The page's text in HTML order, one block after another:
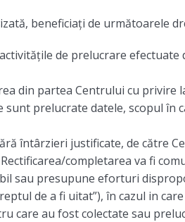
beneficiați de următoarele
de prelucrare
din partea Centrului cu privire
prelucrate datele, scopul în
întârzieri justificate, de către
completarea va fi
sau presupune eforturi
de a fi uitat”), în cazul in
care au fost colectate sau